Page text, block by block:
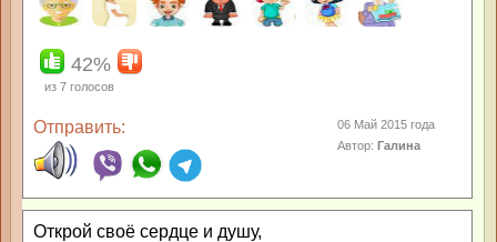
42%
из 7 голосов
Отправить:
06 Май 2015 года
Автор:Галина
Открой своё сердце и душу,